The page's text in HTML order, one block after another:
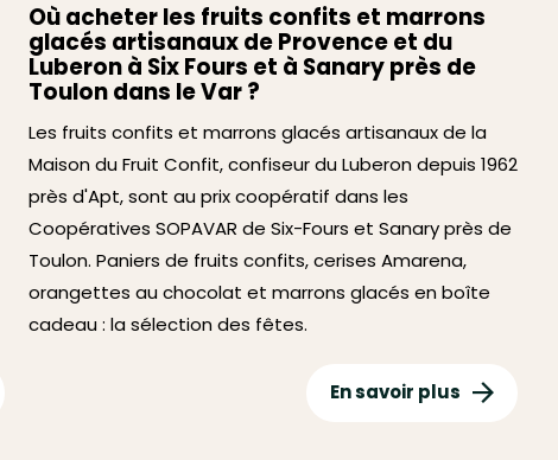
Où acheter les fruits confits et marrons
glacés artisanaux de Provence et du
Luberon à Six Fours et à Sanary près de
Toulon dans le Var ?
Les fruits confits et marrons glacés artisanaux de la
Maison du Fruit Confit, confiseur du Luberon depuis 1962
près d'Apt, sont au prix coopératif dans les
Coopératives SOPAVAR de Six-Fours et Sanary près de
Toulon. Paniers de fruits confits, cerises Amarena,
orangettes au chocolat et marrons glacés en boîte
cadeau : la sélection des fêtes.
En savoir plus